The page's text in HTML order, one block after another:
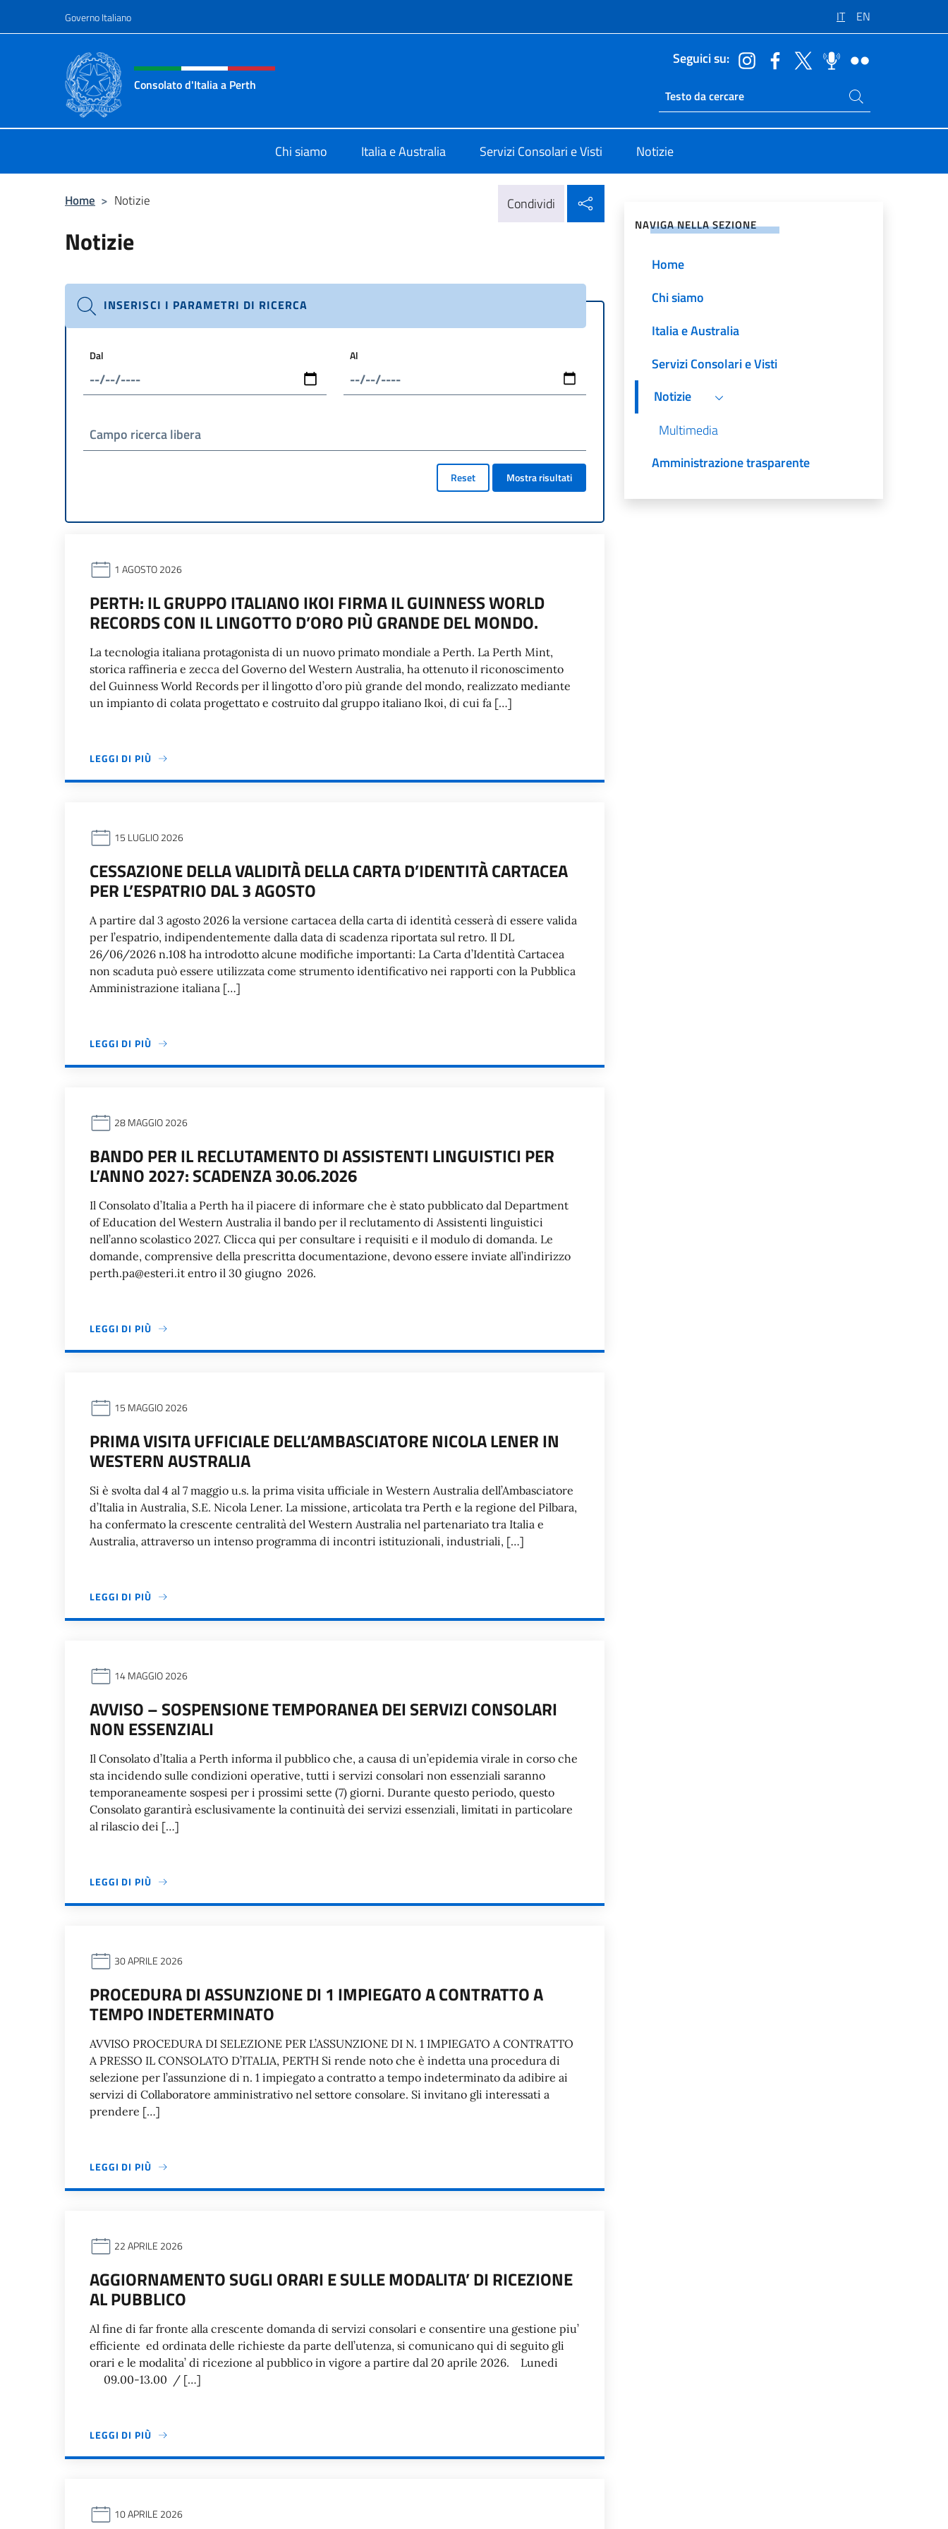
Governo Italiano IT EN
Intestazione sito, social e menù
Consolato d'Italia a Perth
Seguici su:
Ricerca sito live
Cerca nel sito
Chi siamo Italia e Australia Servizi Consolari e Visti Notizie
Home > Notizie Condividi
Notizie
INSERISCI I PARAMETRI DI RICERCA
Dal Al
Campo ricerca libera
Reset Mostra risultati
1 AGOSTO 2026
PERTH: IL GRUPPO ITALIANO IKOI FIRMA IL GUINNESS WORLD
RECORDS CON IL LINGOTTO D’ORO PIÙ GRANDE DEL MONDO.
La tecnologia italiana protagonista di un nuovo primato mondiale a Perth. La Perth Mint,
storica raffineria e zecca del Governo del Western Australia, ha ottenuto il riconoscimento
del Guinness World Records per il lingotto d’oro più grande del mondo, realizzato mediante
un impianto di colata progettato e costruito dal gruppo italiano Ikoi, di cui fa […]
LEGGI DI PIÙ
15 LUGLIO 2026
CESSAZIONE DELLA VALIDITÀ DELLA CARTA D’IDENTITÀ CARTACEA
PER L’ESPATRIO DAL 3 AGOSTO
A partire dal 3 agosto 2026 la versione cartacea della carta di identità cesserà di essere valida
per l’espatrio, indipendentemente dalla data di scadenza riportata sul retro. Il DL
26/06/2026 n.108 ha introdotto alcune modifiche importanti: La Carta d’Identità Cartacea
non scaduta può essere utilizzata come strumento identificativo nei rapporti con la Pubblica
Amministrazione italiana […]
LEGGI DI PIÙ
28 MAGGIO 2026
BANDO PER IL RECLUTAMENTO DI ASSISTENTI LINGUISTICI PER
L’ANNO 2027: SCADENZA 30.06.2026
Il Consolato d’Italia a Perth ha il piacere di informare che è stato pubblicato dal Department
of Education del Western Australia il bando per il reclutamento di Assistenti linguistici
nell’anno scolastico 2027. Clicca qui per consultare i requisiti e il modulo di domanda. Le
domande, comprensive della prescritta documentazione, devono essere inviate all’indirizzo
perth.pa@esteri.it entro il 30 giugno 2026.
LEGGI DI PIÙ
15 MAGGIO 2026
PRIMA VISITA UFFICIALE DELL’AMBASCIATORE NICOLA LENER IN
WESTERN AUSTRALIA
Si è svolta dal 4 al 7 maggio u.s. la prima visita ufficiale in Western Australia dell’Ambasciatore
d’Italia in Australia, S.E. Nicola Lener. La missione, articolata tra Perth e la regione del Pilbara,
ha confermato la crescente centralità del Western Australia nel partenariato tra Italia e
Australia, attraverso un intenso programma di incontri istituzionali, industriali, […]
LEGGI DI PIÙ
14 MAGGIO 2026
AVVISO – SOSPENSIONE TEMPORANEA DEI SERVIZI CONSOLARI
NON ESSENZIALI
Il Consolato d’Italia a Perth informa il pubblico che, a causa di un’epidemia virale in corso che
sta incidendo sulle condizioni operative, tutti i servizi consolari non essenziali saranno
temporaneamente sospesi per i prossimi sette (7) giorni. Durante questo periodo, questo
Consolato garantirà esclusivamente la continuità dei servizi essenziali, limitati in particolare
al rilascio dei […]
LEGGI DI PIÙ
30 APRILE 2026
PROCEDURA DI ASSUNZIONE DI 1 IMPIEGATO A CONTRATTO A
TEMPO INDETERMINATO
AVVISO PROCEDURA DI SELEZIONE PER L’ASSUNZIONE DI N. 1 IMPIEGATO A CONTRATTO
A PRESSO IL CONSOLATO D’ITALIA, PERTH Si rende noto che è indetta una procedura di
selezione per l’assunzione di n. 1 impiegato a contratto a tempo indeterminato da adibire ai
servizi di Collaboratore amministrativo nel settore consolare. Si invitano gli interessati a
prendere […]
LEGGI DI PIÙ
22 APRILE 2026
AGGIORNAMENTO SUGLI ORARI E SULLE MODALITA’ DI RICEZIONE
AL PUBBLICO
Al fine di far fronte alla crescente domanda di servizi consolari e consentire una gestione piu’
efficiente ed ordinata delle richieste da parte dell’utenza, si comunicano qui di seguito gli
orari e le modalita’ di ricezione al pubblico in vigore a partire dal 20 aprile 2026. Lunedi
09.00-13.00 / […]
LEGGI DI PIÙ
10 APRILE 2026
NAVIGA NELLA SEZIONE
Home
Chi siamo
Italia e Australia
Servizi Consolari e Visti
Notizie
Multimedia
Amministrazione trasparente